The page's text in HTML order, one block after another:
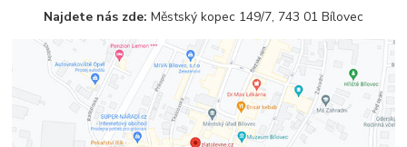
Najdete nás zde: Městský kopec 149/7, 743 01 Bílovec